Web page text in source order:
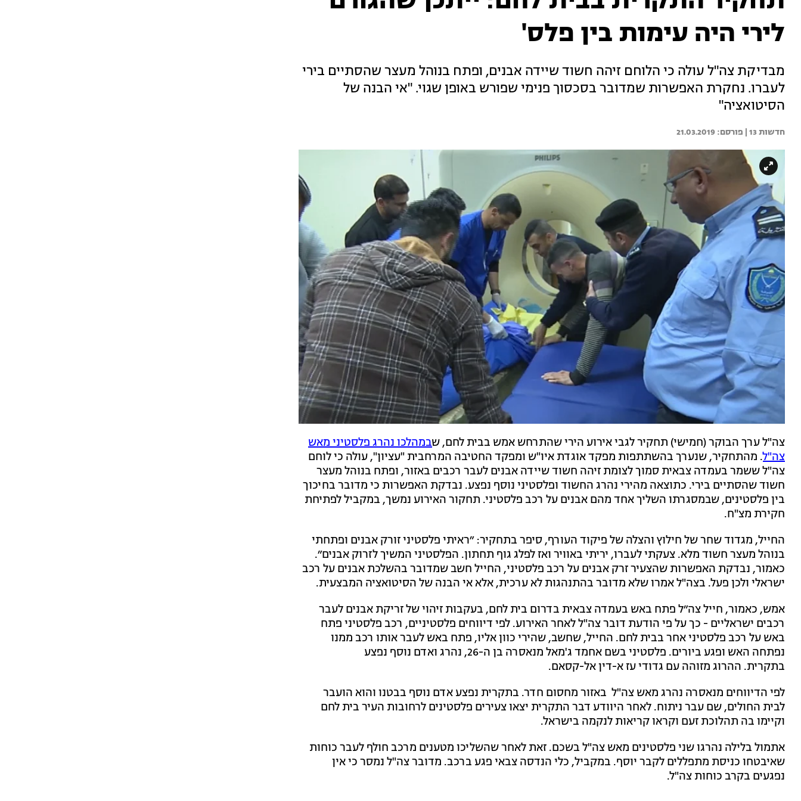
לירי היה עימות בין פלס'
מבדיקת צה"ל עולה כי הלוחם זיהה חשוד שיידה אבנים, ופתח בנוהל מעצר שהסתיים בירי
לעברו. נחקרת האפשרות שמדובר בסכסוך פנימי שפורש באופן שגוי. "אי הבנה של
הסיטואציה"
חדשות 13 | 21.03.2019
צה"ל ערך הבוקר (חמישי) תחקיר לגבי אירוע הירי שהתרחש אמש בבית לחם, שבמהלכו נהרג פלסטיני מאש
צה"ל. מהתחקיר, שנערך בהשתתפות מפקד אוגדת איו"ש ומפקד החטיבה המרחבית "עציון", עולה כי לוחם
צה"ל ששמר בעמדה צבאית סמוך לצומת זיהה חשוד שיידה אבנים לעבר רכבים באזור, ופתח בנוהל מעצר
חשוד שהסתיים בירי. כתוצאה מהירי נהרג החשוד ופלסטיני נוסף נפצע. נבדקת האפשרות כי מדובר בחיכוך
בין פלסטינים, שבמסגרתו השליך אחד מהם אבנים על רכב פלסטיני. תחקור האירוע נמשך, במקביל לפתיחת
חקירת מצ"ח.
החייל, מגדוד שחר של חילוץ והצלה של פיקוד העורף, סיפר בתחקיר: ״ראיתי פלסטיני זורק אבנים ופתחתי
בנוהל מעצר חשוד מלא. צעקתי לעברו, יריתי באוויר ואז לפלג גוף תחתון. הפלסטיני המשיך לזרוק אבנים״.
כאמור, נבדקת האפשרות שהצעיר זרק אבנים על רכב פלסטיני, החייל חשב שמדובר בהשלכת אבנים על רכב
ישראלי ולכן פעל. בצה"ל אמרו שלא מדובר בהתנהגות לא ערכית, אלא אי הבנה של הסיטואציה המבצעית.
אמש, כאמור, חייל צה״ל פתח באש בעמדה צבאית בדרום בית לחם, בעקבות זיהוי של זריקת אבנים לעבר
רכבים ישראליים - כך על פי הודעת דובר צה"ל לאחר האירוע. לפי דיווחים פלסטיניים, רכב פלסטיני פתח
באש על רכב פלסטיני אחר בבית לחם. החייל, שחשב, שהירי כוון אליו, פתח באש לעבר אותו רכב ממנו
נפתחה האש ופגע ביורים. פלסטיני בשם אחמד ג'מאל מנאסרה בן ה-26, נהרג ואדם נוסף נפצע
בתקרית. ההרוג מזוהה עם גדודי עז א-דין אל-קסאם.
לפי הדיווחים מנאסרה נהרג מאש צה"ל באזור מחסום חדר. בתקרית נפצע אדם נוסף בבטנו והוא הועבר
לבית החולים, שם עבר ניתוח. לאחר היוודע דבר התקרית יצאו צעירים פלסטינים לרחובות העיר בית לחם
וקיימו בה תהלוכת זעם וקראו קריאות לנקמה בישראל.
אתמול בלילה נהרגו שני פלסטינים מאש צה"ל בשכם. זאת לאחר שהשליכו מטענים מרכב חולף לעבר כוחות
שאיבטחו כניסת מתפללים לקבר יוסף. במקביל, כלי הנדסה צבאי פגע ברכב. מדובר צה"ל נמסר כי אין
נפגעים בקרב כוחות צה"ל.